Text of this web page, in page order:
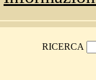
RICERCA